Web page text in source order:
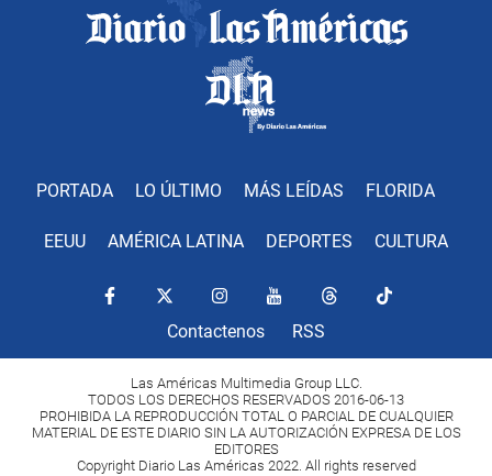
PORTADA LO ÚLTIMO MÁS LEÍDAS FLORIDA
EEUU AMÉRICA LATINA DEPORTES CULTURA
Contactenos RSS
Las Américas Multimedia Group LLC.
TODOS LOS DERECHOS RESERVADOS 2016-06-13
PROHIBIDA LA REPRODUCCIÓN TOTAL O PARCIAL DE CUALQUIER
MATERIAL DE ESTE DIARIO SIN LA AUTORIZACIÓN EXPRESA DE LOS
EDITORES
Copyright Diario Las Américas 2022. All rights reserved